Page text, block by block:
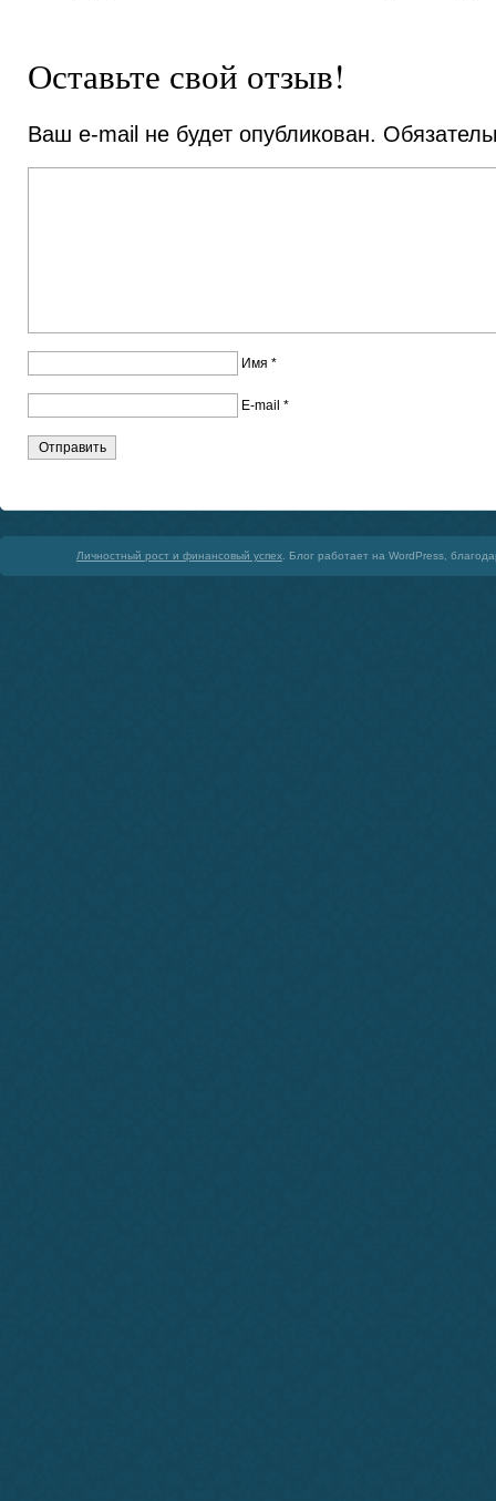
Оставьте свой отзыв!
Ваш e-mail не будет опубликован.
Имя *
E-mail *
Личностный рост и финансовый успех . Блог работает на WordPress,